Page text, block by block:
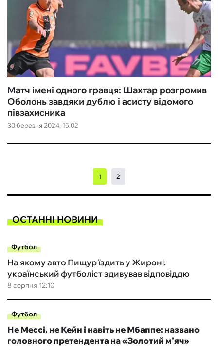
30 березня 2024, 15:02
Матч імені одного гравця: Шахтар розгромив
Оболонь завдяки дублю і асисту відомого
півзахисника
1 2
ОСТАННІ НОВИНИ
Футбол
8 серпня 12:10
На якому авто Пищур їздить у Жироні:
український футболіст здивував відповіддю
Футбол
Не Мессі, не Кейн і навіть не Мбаппе: названо
головного претендента на «Золотий м’яч»